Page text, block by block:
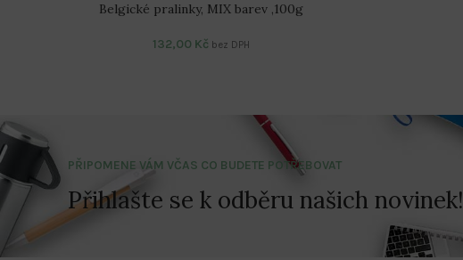
Belgické pralinky, MIX barev ,100g
132,00 Kč bez DPH
PŘIPOMENE VÁM VČAS CO BUDETE POTŘEBOVAT
Přihlašte se k odběru našich novinek!